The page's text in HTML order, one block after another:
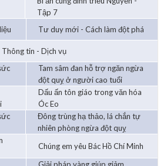
Tập 7
Tư duy mới - Cách làm đột phá
Thông tin - Dịch vụ
Tam sâm đan hỗ trợ ngăn ngừa
đột quỵ ở người cao tuổi
Dấu ấn tôn giáo trong văn hóa
Óc Eo
Đông trùng hạ thảo, lá chắn tự
nhiên phòng ngừa đột quỵ
Chúng em yêu Bác Hồ Chí Minh